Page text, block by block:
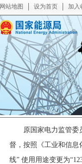
网站地图 设为首页 加入
本网首页 局简介
原国家电力监管委员
督，按照《工业和信息
线” 使用用途变更为